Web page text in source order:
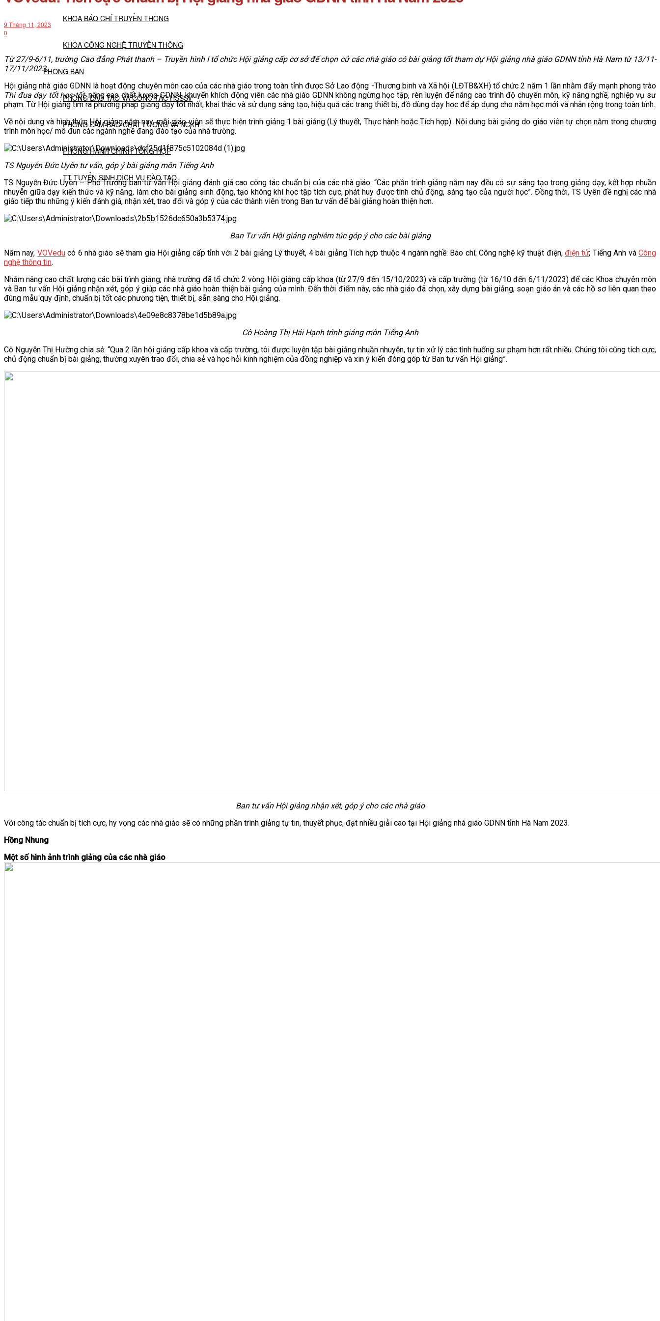
KHOA BÁO CHÍ TRUYỀN THÔNG
KHOA CÔNG NGHỆ TRUYỀN THÔNG
PHÒNG BAN
PHÒNG ĐÀO TẠO VÀ CÔNG TÁC HSSSV
PHÒNG ĐẢM BẢO CHẤT LƯỢNG VÀ NCKH
PHÒNG HÀNH CHÍNH TỔNG HỢP
TT TUYỂN SINH DỊCH VỤ ĐÀO TẠO
NGHIÊN CỨU KHOA HỌC
THƯ VIỆN
9 Tháng 11, 2023
0
Từ 27/9-6/11, trường Cao đẳng Phát thanh – Truyền hình I tổ chức Hội giảng cấp cơ sở để chọn cử các nhà giáo có bài giảng tốt tham dự Hội giảng nhà giáo GDNN tỉnh Hà Nam từ 13/11-
17/11/2023.
Hội giảng nhà giáo GDNN là hoạt động chuyên môn cao của các nhà giáo trong toàn tỉnh được Sở Lao động -Thương binh và Xã hội (LĐTB&XH) tổ chức 2 năm 1 lần nhằm đẩy mạnh phong trào
Thi đua dạy tốt học tốt, nâng cao chất lượng GDNN, khuyến khích động viên các nhà giáo GDNN không ngừng học tập, rèn luyện để nâng cao trình độ chuyên môn, kỹ năng nghề, nghiệp vụ sư
phạm. Từ Hội giảng tìm ra phương pháp giảng dạy tốt nhất, khai thác và sử dụng sáng tạo, hiệu quả các trang thiết bị, đồ dùng dạy học để áp dụng cho năm học mới và nhân rộng trong toàn tỉnh.
Về nội dung và hình thức Hội giảng năm nay, mỗi giáo viên sẽ thực hiện trình giảng 1 bài giảng (Lý thuyết, Thực hành hoặc Tích hợp). Nội dung bài giảng do giáo viên tự chọn nằm trong chương
trình môn học/ mô đun các ngành nghề đang đào tạo của nhà trường.
TS Nguyễn Đức Uyên tư vấn, góp ý bài giảng môn Tiếng Anh
TS Nguyễn Đức Uyên – Phó Trưởng ban tư vấn Hội giảng đánh giá cao công tác chuẩn bị của các nhà giáo: “Các phần trình giảng năm nay đều có sự sáng tạo trong giảng dạy, kết hợp nhuần
nhuyễn giữa dạy kiến thức và kỹ năng, làm cho bài giảng sinh động, tạo không khí học tập tích cực, phát huy được tính chủ động, sáng tạo của người học”. Đồng thời, TS Uyên đề nghị các nhà
giáo tiếp thu những ý kiến đánh giá, nhận xét, trao đổi và góp ý của các thành viên trong Ban tư vấn để bài giảng hoàn thiện hơn.
Ban Tư vấn Hội giảng nghiêm túc góp ý cho các bài giảng
Năm nay, VOVeducó 6 nhà giáo sẽ tham gia Hội giảng cấp tỉnh với 2 bài giảng Lý thuyết, 4 bài giảng Tích hợp thuộc 4 ngành nghề: Báo chí; Công nghệ kỹ thuật điện,điện tử; Tiếng Anh vàCông
nghệ thông tin.
Nhằm nâng cao chất lượng các bài trình giảng, nhà trường đã tổ chức 2 vòng Hội giảng cấp khoa (từ 27/9 đến 15/10/2023) và cấp trường (từ 16/10 đến 6/11/2023) để các Khoa chuyên môn
và Ban tư vấn Hội giảng nhận xét, góp ý giúp các nhà giáo hoàn thiện bài giảng của mình. Đến thời điểm này, các nhà giáo đã chọn, xây dựng bài giảng, soạn giáo án và các hồ sơ liên quan theo
đúng mẫu quy định, chuẩn bị tốt các phương tiện, thiết bị, sẵn sàng cho Hội giảng.
Cô Hoàng Thị Hải Hạnh trình giảng môn Tiếng Anh
Cô Nguyễn Thị Hường chia sẻ: “Qua 2 lần hội giảng cấp khoa và cấp trường, tôi được luyện tập bài giảng nhuần nhuyễn, tự tin xử lý các tình huống sư phạm hơn rất nhiều. Chúng tôi cũng tích cực,
chủ động chuẩn bị bài giảng, thường xuyên trao đổi, chia sẻ và học hỏi kinh nghiệm của đồng nghiệp và xin ý kiến đóng góp từ Ban tư vấn Hội giảng”.
Ban tư vấn Hội giảng nhận xét, góp ý cho các nhà giáo
Với công tác chuẩn bị tích cực, hy vọng các nhà giáo sẽ có những phần trình giảng tự tin, thuyết phục, đạt nhiều giải cao tại Hội giảng nhà giáo GDNN tỉnh Hà Nam 2023.
Hồng Nhung
Một số hình ảnh trình giảng của các nhà giáo